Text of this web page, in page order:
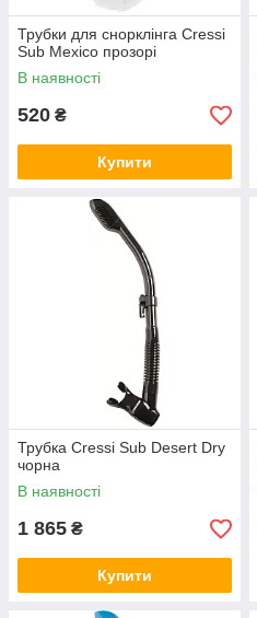
Трубки для снорклінга Cressi
Sub Mexico прозорі
В наявності
520 ₴
Купити
Трубка Cressi Sub Desert Dry
чорна
В наявності
1 865 ₴
Купити